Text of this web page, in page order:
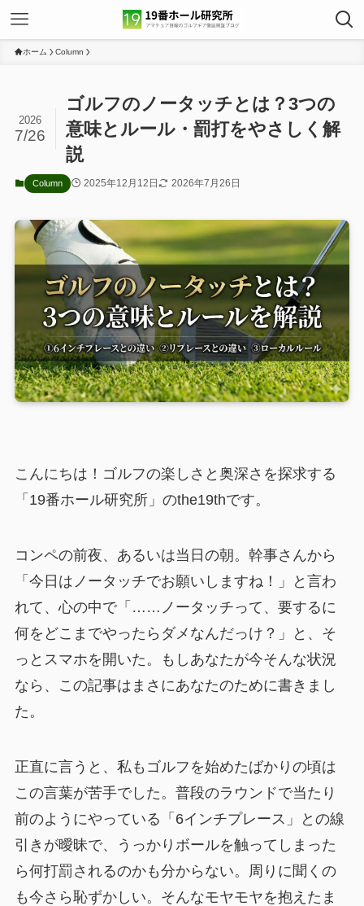
ホーム Column
ゴルフのノータッチとは？3つの
意味とルール・罰打をやさしく解
説
2026
7/26
Column 2025年12月12日 2026年7月26日
こんにちは！ゴルフの楽しさと奥深さを探求する
「19番ホール研究所」のthe19thです。
コンペの前夜、あるいは当日の朝。幹事さんから
「今日はノータッチでお願いしますね！」と言わ
れて、心の中で「……ノータッチって、要するに
何をどこまでやったらダメなんだっけ？」と、そ
っとスマホを開いた。もしあなたが今そんな状況
なら、この記事はまさにあなたのために書きまし
た。
正直に言うと、私もゴルフを始めたばかりの頃は
この言葉が苦手でした。普段のラウンドで当たり
前のようにやっている「6インチプレース」との線
引きが曖昧で、うっかりボールを触ってしまった
ら何打罰されるのかも分からない。周りに聞くの
も今さら恥ずかしい。そんなモヤモヤを抱えたま